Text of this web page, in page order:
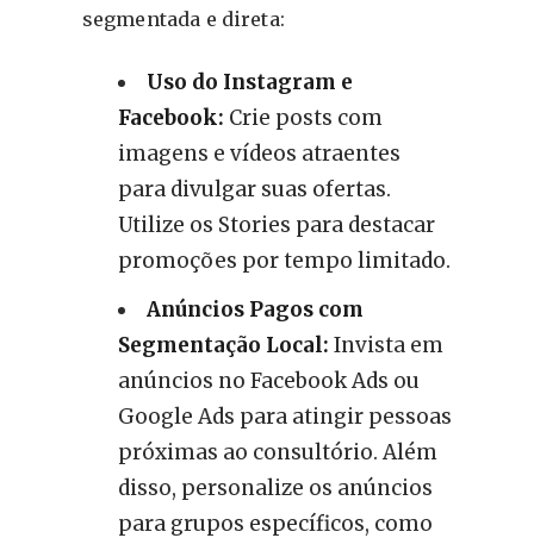
segmentada e direta:
Uso do Instagram e
Facebook: Crie posts com
imagens e vídeos atraentes
para divulgar suas ofertas.
Utilize os Stories para destacar
promoções por tempo limitado.
Anúncios Pagos com
Segmentação Local: Invista em
anúncios no Facebook Ads ou
Google Ads para atingir pessoas
próximas ao consultório. Além
disso, personalize os anúncios
para grupos específicos, como